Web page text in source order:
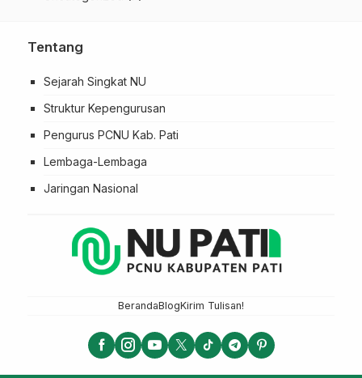
Tentang
Sejarah Singkat NU
Struktur Kepengurusan
Pengurus PCNU Kab. Pati
Lembaga-Lembaga
Jaringan Nasional
BerandaBlogKirim Tulisan!